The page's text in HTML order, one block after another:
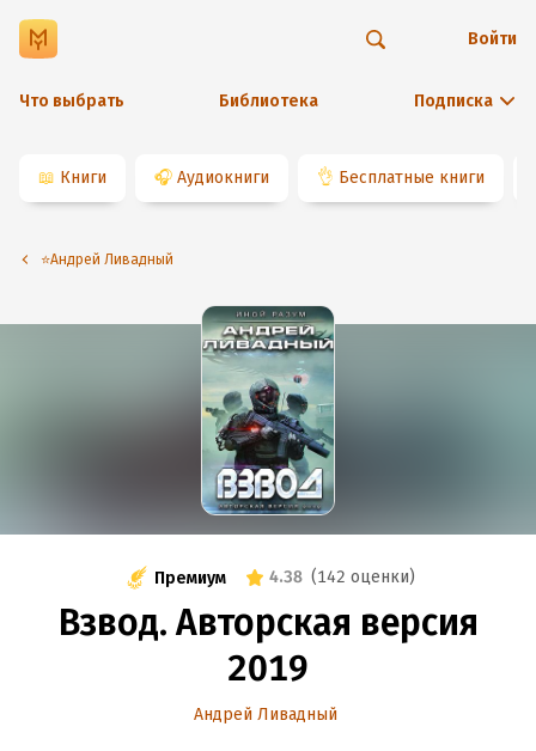
Что выбрать Библиотека Подписка
Войти
📖 Книги 🎧 Аудиокниги 👌 Бесплатные книги
⭐️Андрей Ливадный
Премиум 4.38 (142 оценки)
Взвод. Авторская версия
2019
Андрей Ливадный